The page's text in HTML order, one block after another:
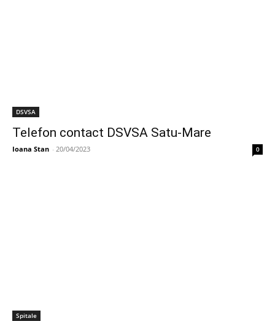
DSVSA
Telefon contact DSVSA Satu-Mare
Ioana Stan - 20/04/2023 0
Spitale